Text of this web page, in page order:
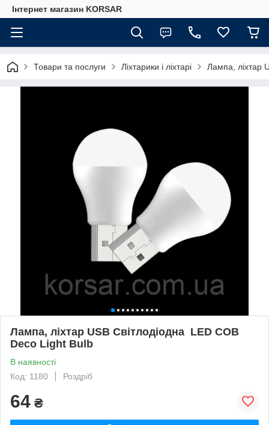
Iнтернет магазин KORSAR
Товари та послуги Ліхтарики і ліхтарі Лампа, ліхтар
Лампа, ліхтар USB Світлодіодна LED COB
Deco Light Bulb
В наявності
Код: 1180
Роздріб
64 ₴